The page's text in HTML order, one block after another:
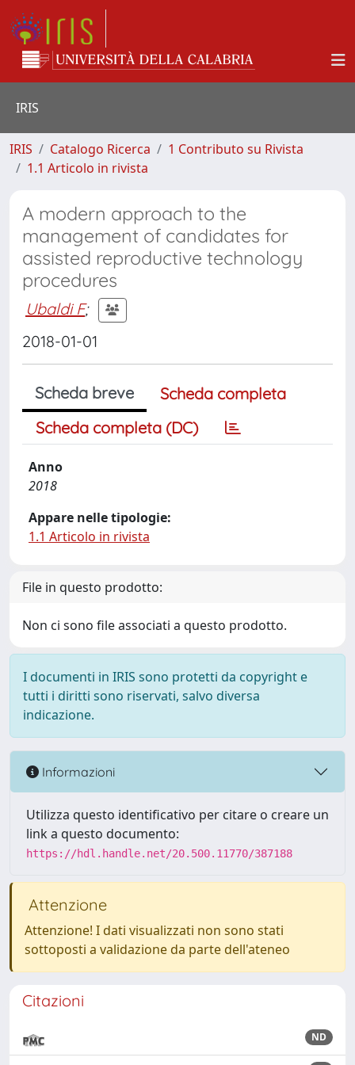
IRIS
IRIS Catalogo Ricerca
1 Contributo su Rivista
1.1 Articolo in rivista
A modern approach to the
management of candidates for
assisted reproductive technology
procedures
Ubaldi F;
2018-01-01
Scheda breve
Scheda completa
Scheda completa (DC)
Anno
2018
Appare nelle tipologie:
1.1 Articolo in rivista
File in questo prodotto:
Non ci sono file associati a questo prodotto.
I documenti in IRIS sono protetti da copyright e
tutti i diritti sono riservati, salvo diversa
indicazione.
Informazioni
Utilizza questo identificativo per citare o creare un
link a questo documento:
https://hdl.handle.net/20.500.11770/387188
Attenzione
Attenzione! I dati visualizzati non sono stati
sottoposti a validazione da parte dell'ateneo
Citazioni
ND